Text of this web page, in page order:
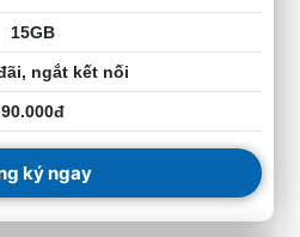
15GB
ngắt kết nối
90.000đ
ký ngay